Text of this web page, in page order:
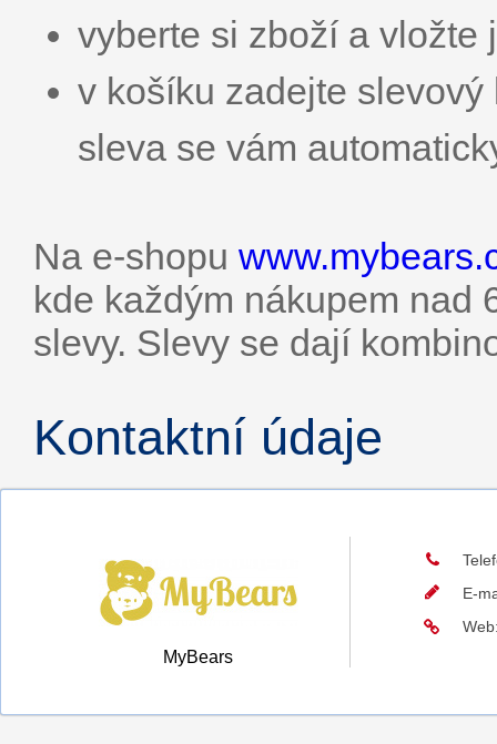
vyberte si zboží a vložte
v košíku zadejte
sleva se vám
Na e-shopu
kde každým nákupem nad
slevy. Slevy se dají
Kontaktní údaje
MyBears
E-